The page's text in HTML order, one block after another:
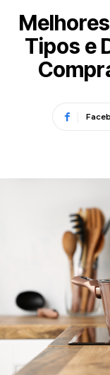
Tipos e